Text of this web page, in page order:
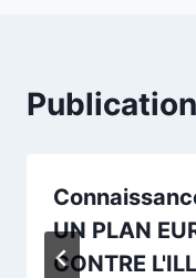
UN PLAN
CONTRE